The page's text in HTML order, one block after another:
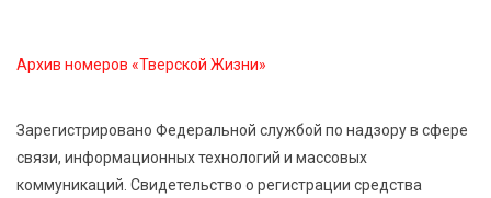
день
7 Авг 2026 23:02 458
В Тверской области стартовала четвертая смена:
инспекторы ГИБДД напомнили школьникам
Архив номеров «Тверской Жизни»
Зарегистрировано Федеральной службой по надзору в сфере
связи, информационных технологий и массовых
коммуникаций. Свидетельство о регистрации средства